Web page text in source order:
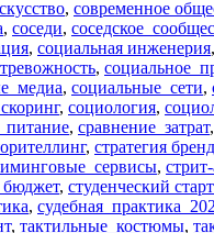
, современное
, соседи,
, социальная инженерия
,
, социальные_сети,
, социология,
, сравнение_затрат
, стратегия
,
бюджет, студенческий
,
, тактильные_костюмы,